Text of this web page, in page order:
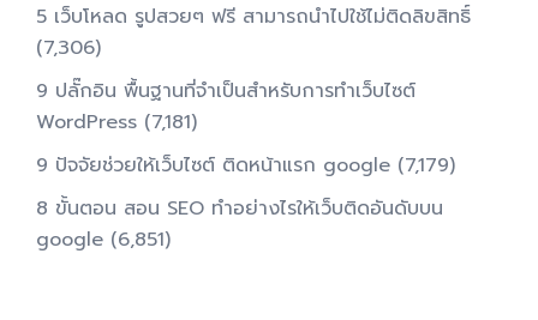
5 เว็บโหลด รูปสวยๆ ฟรี สามารถนำไปใช้ไม่ติดลิขสิทธิ์
(7,306)
9 ปลั๊กอิน พื้นฐานที่จำเป็นสำหรับการทําเว็บไซต์
WordPress (7,181)
9 ปัจจัยช่วยให้เว็บไซต์ ติดหน้าแรก google (7,179)
8 ขั้นตอน สอน SEO ทําอย่างไรให้เว็บติดอันดับบน
google (6,851)